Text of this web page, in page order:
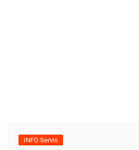
INFO Servis